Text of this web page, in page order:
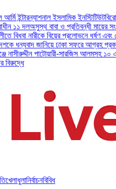
ইসলামিক ইনস্টিটিউটবিরোধী দলের
অসুস্থ বাবা ও প্রতিবন্ধী মায়ের সংসার
নারীকে বিয়ের প্রলোভনে ধর্ষণ এবং
জানিয়ে ঢাকা সফরে আগ্রহ প্রকাশ করলেন
পাটোয়ারী-সারজিস আলমসহ ১০ এনসিপি
খেলাধুলানির্বাচনবিবিধ